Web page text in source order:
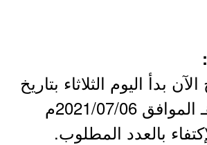
بدأ اليوم الثلاثاء بتاريخ
1442/11/26هـ الموافق 2021/07/06م
بالعدد المطلوب.